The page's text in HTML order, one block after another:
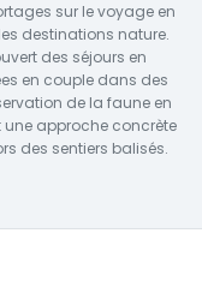
sur le voyage en
destinations nature.
des séjours en
en couple dans des
de la faune en
approche concrète
des sentiers balisés.